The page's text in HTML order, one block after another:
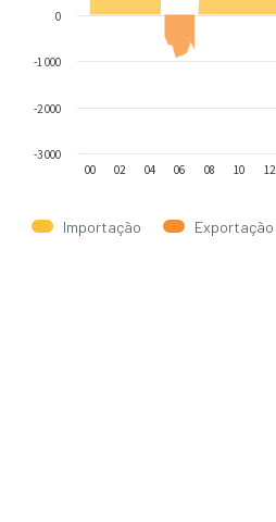
00 02 04 06 08 10 12
-3 000
-2 000
-1 000
0
Importação Exportação